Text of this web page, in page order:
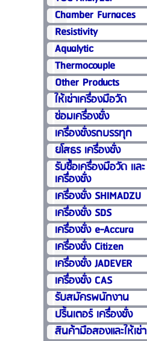
Chamber Furnaces
Resistivity
Aqualytic
Thermocouple
Other Products
ให้เช่าเครื่องมือวัด
ซ่อมเครื่องชั่ง
เครื่องชั่งรถบรรทุก
ยโสธร เครื่องชั่ง
รับซื้อเครื่องมือวัด เเละ
เครื่องชั่ง
เครื่องชั่ง SHIMADZU
เครื่องชั่ง SDS
เครื่องชั่ง e-Accura
เครื่องชั่ง Citizen
เครื่องชั่ง JADEVER
เครื่องชั่ง CAS
รับสมัครพนักงาน
ปริ้นเตอร์ เครื่องชั่ง
สินค้ามือสองและให้เช่า